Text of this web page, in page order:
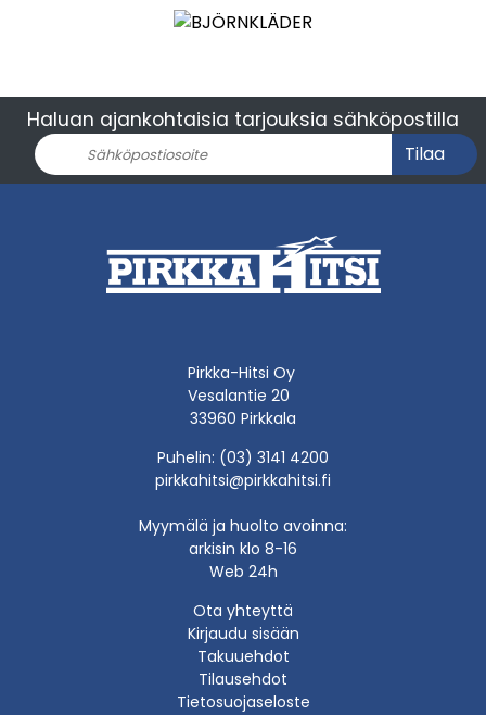
Haluan ajankohtaisia tarjouksia sähköpostilla
Tilaa
Pirkka-Hitsi Oy
Vesalantie 20
33960 Pirkkala
Puhelin: (03) 3141 4200
pirkkahitsi@pirkkahitsi.fi
Myymälä ja huolto avoinna:
arkisin klo 8-16
Web 24h
Ota yhteyttä
Kirjaudu sisään
Takuuehdot
Tilausehdot
Tietosuojaseloste